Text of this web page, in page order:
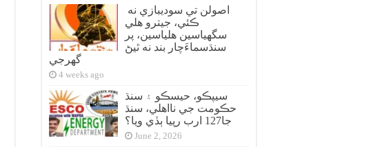
ڪئي، جيترو هلي
سگهياسين هلياسين، پر
سنڌسماءَچار بند نه ٿيڻ
گهرجي
4 weeks ago
سيپڪو، حيسڪو ۽ سنڌ
حڪومت جي نااهلي، سنڌ
جا127 ارب رپيا ٻڏي ويا؟
June 2, 2026